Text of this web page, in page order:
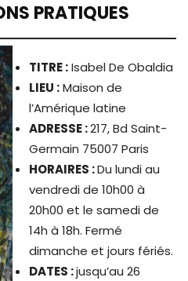
PRATIQUES
TITRE:Isabel De Obaldia
LIEU :Maison de
l’Amérique latine
ADRESSE :217, Bd Saint-
Germain 75007 Paris
HORAIRES :Du lundi au
vendredi de 10h00 à
20h00 et le samedi de
14h à 18h. Fermé
dimanche et jours fériés.
DATES :jusqu’au 26